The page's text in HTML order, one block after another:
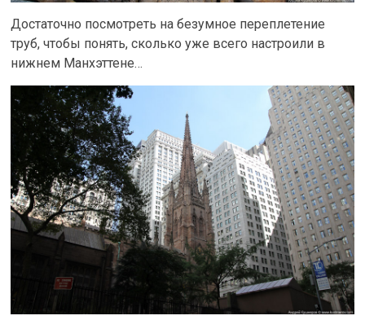
Достаточно посмотреть на безумное переплетение
труб, чтобы понять, сколько уже всего настроили в
нижнем Манхэттене…